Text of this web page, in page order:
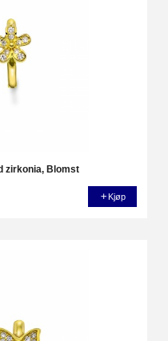
zirkonia, Blomst
Kjøp